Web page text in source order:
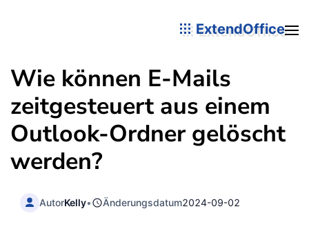
ExtendOffice
Wie können E-Mails
zeitgesteuert aus einem
Outlook-Ordner gelöscht
werden?
AutorKelly• Änderungsdatum2024-09-02